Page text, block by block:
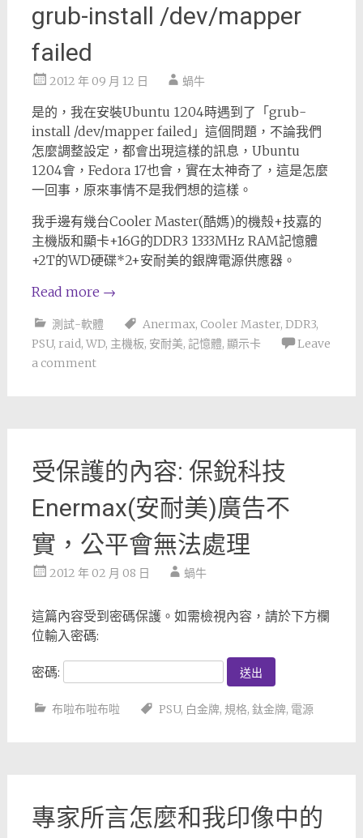
grub-install /dev/mapper
failed
2012 年 09 月 12 日 蝸牛
是的，我在安裝Ubuntu 1204時遇到了「grub-
install /dev/mapper failed」這個問題，不論我們
怎麼調整設定，都會出現這樣的訊息，Ubuntu
1204會，Fedora 17也會，實在太神奇了，這是怎麼
一回事，原來事情不是我們想的這樣。
我手邊有幾台Cooler Master(酷媽)的機殼+技嘉的
主機版和顯卡+16G的DDR3 1333MHz RAM記憶體
+2T的WD硬碟*2+安耐美的銀牌電源供應器。
Read more →
測試-軟體 Anermax, Cooler Master, DDR3,
PSU, raid, WD, 主機板, 安耐美, 記憶體, 顯示卡
Leave
a comment
受保護的內容: 保銳科技
Enermax(安耐美)廣告不
實，公平會無法處理
2012 年 02 月 08 日 蝸牛
這篇內容受到密碼保護。如需檢視內容，請於下方欄
位輸入密碼:
密碼:
布啦布啦布啦 PSU, 白金牌, 規格, 鈦金牌, 電源
專家所言怎麼和我印像中的